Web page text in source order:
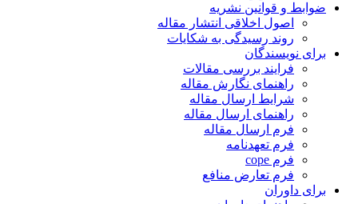
ضوابط و قوانین نشریه
اصول اخلاقی انتشار مقاله
روند رسیدگی به شکایات
برای نویسندگان
فرایند بررسی مقالات
راهنمای نگارش مقاله
شرایط ارسال مقاله
راهنمای ارسال مقاله
فرم ارسال مقاله
فرم تعهدنامه
فرم cope
فرم تعارض منافع
برای داوران